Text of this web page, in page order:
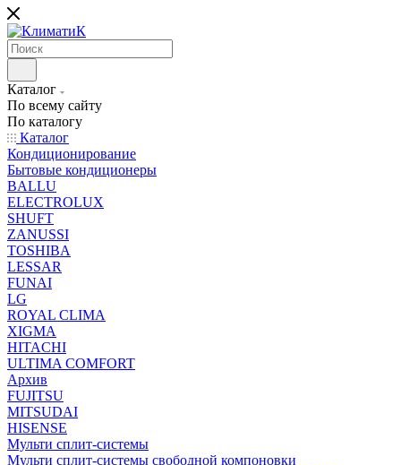
Каталог
По всему сайту
По каталогу
Каталог
Кондиционирование
Бытовые кондиционеры
BALLU
ELECTROLUX
SHUFT
ZANUSSI
TOSHIBA
LESSAR
FUNAI
LG
ROYAL CLIMA
XIGMA
HITACHI
ULTIMA COMFORT
Архив
FUJITSU
MITSUDAI
HISENSE
Мульти сплит-системы
Мульти сплит-системы свободной компоновки